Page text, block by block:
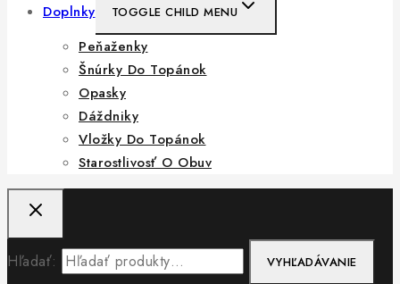
Doplnky
TOGGLE CHILD MENU
Peňaženky
Šnúrky Do Topánok
Opasky
Dáždniky
Vložky Do Topánok
Starostlivosť O Obuv
Hľadať: VYHĽADÁVANIE